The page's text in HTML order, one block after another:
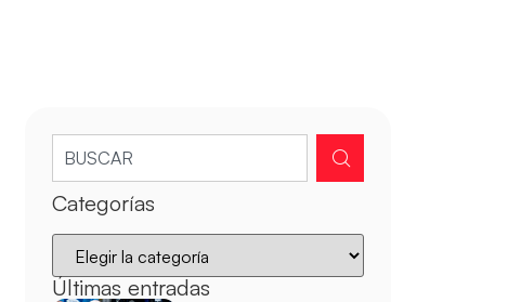
Categorías
Últimas entradas